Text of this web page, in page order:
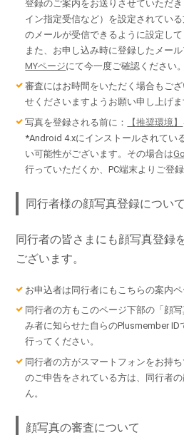
登録のご案内をお送りさせていただ
イン指定受信など）を設定されてい
のメールが受信できるように設定して
また、お申し込み時に登録したメー
MYページにて今一度ご確認ください。
審査にはお時間をいただく場合もご
せくださいますようお願い申し上げま
写真を登録される前に：
【推奨環境】
*Android 4.xにインストールされてい
い可能性がございます。その場合は
行っていただくか、PC端末よりご登
同行者様の顔写真登録について
同行者の皆さまにも顔写真登録
ございます。
お申込者は同行者にもこちらの案内
同行者の方もこのページ下部の「顔
み者に知らせた自らのPlusmember
行ってください。
同行者の方がスマートフォンをお持
のご申告をされている方は、同行者
ん。
顔写真の審査について